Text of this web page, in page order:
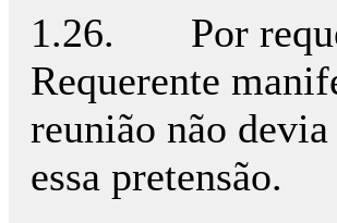
1.26. Por
Requerente
reunião não
essa pretensão.